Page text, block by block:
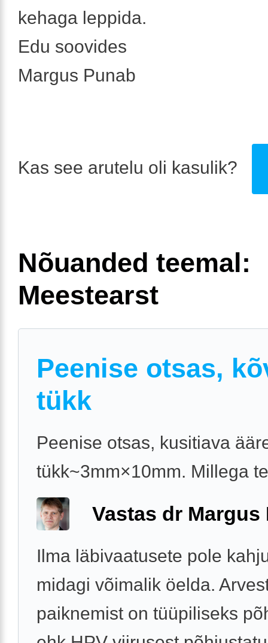
kehaga leppida.
Edu soovides
Margus Punab
Kas see arutelu oli kasulik?
Nõuanded teemal:
Meestearst
Peenise otsas,
tükk
Peenise otsas, kusitiava
tükk~3mm×10mm. Millega
Vastas dr Margus
Ilma läbivaatusete pole
midagi võimalik öelda.
paiknemist on tüüpiliseks